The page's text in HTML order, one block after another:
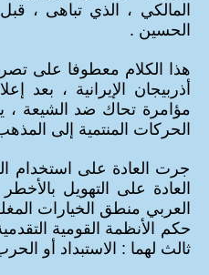
المالكي ، الذي تباهى ،
الحسين .
هذا الكلام معطوفا على
أذربيجان الإيرانية ، بعد
مؤامرة تحاك ضد الشيعة ،
الحركات المنتمية إلى
جرت العادة على استخدام
العادة على التهويل
العربي منطق الخيارات
حكم الأنظمة القومية
ثالث لهما : الاستبداد أو